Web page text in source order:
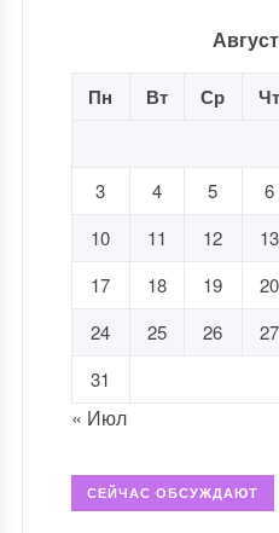
Пн Вт Ср Чт
3
4 5 6
10
11 12 13
17
18 19 20
24
25 26 27
31
« Июл
СЕЙЧАС ОБСУЖДАЮТ